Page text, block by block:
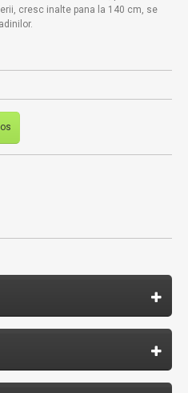
cresc inalte pana la 140 cm, se